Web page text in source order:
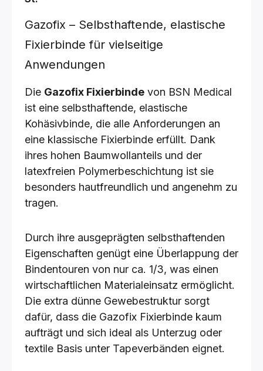
Gazofix – Selbsthaftende, elastische
Fixierbinde für vielseitige
Anwendungen
Die Gazofix Fixierbinde von BSN Medical
ist eine selbsthaftende, elastische
Kohäsivbinde, die alle Anforderungen an
eine klassische Fixierbinde erfüllt. Dank
ihres hohen Baumwollanteils und der
latexfreien Polymerbeschichtung ist sie
besonders hautfreundlich und angenehm zu
tragen.
Durch ihre ausgeprägten selbsthaftenden
Eigenschaften genügt eine Überlappung der
Bindentouren von nur ca. 1/3, was einen
wirtschaftlichen Materialeinsatz ermöglicht.
Die extra dünne Gewebestruktur sorgt
dafür, dass die Gazofix Fixierbinde kaum
aufträgt und sich ideal als Unterzug oder
textile Basis unter Tapeverbänden eignet.